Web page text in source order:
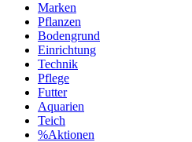
Marken
Pflanzen
Bodengrund
Einrichtung
Technik
Pflege
Futter
Aquarien
Teich
%Aktionen